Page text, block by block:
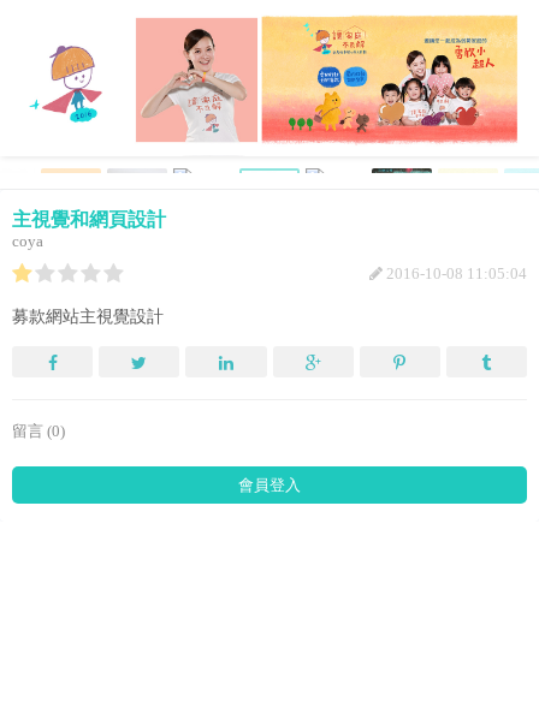
主視覺和網頁設計
coya
2016-10-08 11:05:04
募款網站主視覺設計
留言 (0)
會員登入